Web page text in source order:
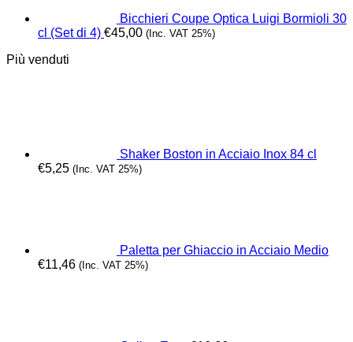
Bicchieri Coupe Optica Luigi Bormioli 30
cl (Set di 4) €45,00 (Inc. VAT 25%)
Più venduti
Shaker Boston in Acciaio Inox 84 cl
€5,25 (Inc. VAT 25%)
Paletta per Ghiaccio in Acciaio Medio
€11,46 (Inc. VAT 25%)